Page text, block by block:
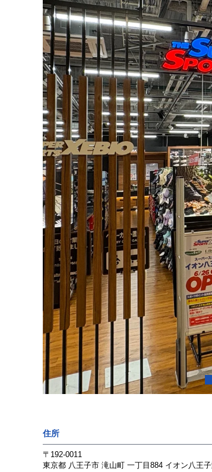
住所
〒192-0011
東京都 八王子市 滝山町 一丁目884 イオン八王